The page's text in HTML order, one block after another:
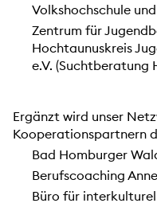
Volkshochschule
Zentrum für
Hochtaunuskreis
e.V. (Suchtberatung
Ergänzt wird unser
Kooperationspartnern
Bad Homburger
Berufscoaching
Büro für